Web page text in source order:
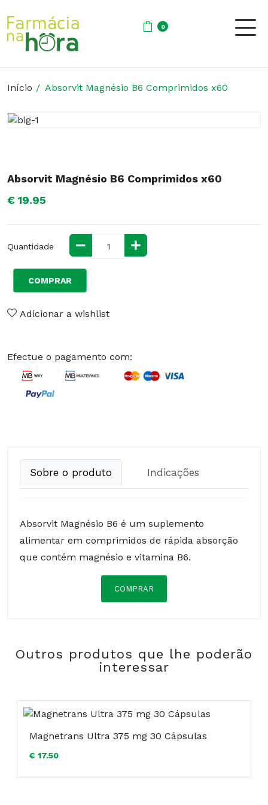
0
Início Absorvit Magnésio B6 Comprimidos x60
Absorvit Magnésio B6 Comprimidos x60
€ 19.95
Quantidade
COMPRAR
Adicionar a wishlist
Efectue o pagamento com:
Sobre o produto Indicações
Absorvit Magnésio B6 é um suplemento
alimentar em comprimidos de rápida absorção
que contém magnésio e vitamina B6.
COMPRAR
+ ENERGIA MUSCULAR + REDUÇÃO DO
CANSAÇO E FADIGA
Outros produtos que lhe poderão
interessar
Magnetrans Ultra 375 mg 30 Cápsulas
€ 17.50